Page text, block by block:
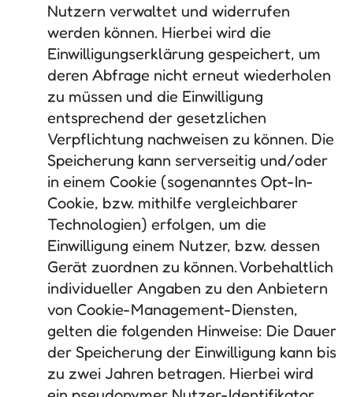
Nutzern verwaltet und widerrufen
werden können. Hierbei wird die
Einwilligungserklärung gespeichert, um
deren Abfrage nicht erneut wiederholen
zu müssen und die Einwilligung
entsprechend der gesetzlichen
Verpflichtung nachweisen zu können. Die
Speicherung kann serverseitig und/oder
in einem Cookie (sogenanntes Opt-In-
Cookie, bzw. mithilfe vergleichbarer
Technologien) erfolgen, um die
Einwilligung einem Nutzer, bzw. dessen
Gerät zuordnen zu können. Vorbehaltlich
individueller Angaben zu den Anbietern
von Cookie-Management-Diensten,
gelten die folgenden Hinweise: Die Dauer
der Speicherung der Einwilligung kann bis
zu zwei Jahren betragen. Hierbei wird